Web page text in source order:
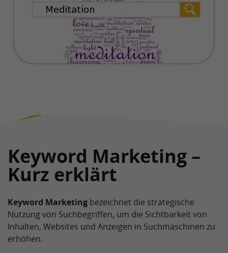
Keyword Marketing –
Kurz erklärt
Keyword Marketing bezeichnet die strategische
Nutzung von Suchbegriffen, um die Sichtbarkeit von
Inhalten, Websites und Anzeigen in Suchmaschinen zu
erhöhen.